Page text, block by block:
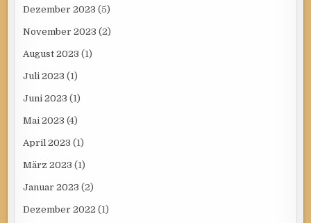
Dezember 2023 (5)
November 2023 (2)
August 2023 (1)
Juli 2023 (1)
Juni 2023 (1)
Mai 2023 (4)
April 2023 (1)
März 2023 (1)
Januar 2023 (2)
Dezember 2022 (1)